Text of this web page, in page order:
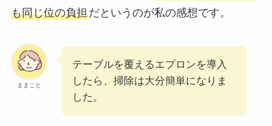
も同じ位の負担だというのが私の感想です。
ままこと
テーブルを覆えるエプロンを導入
したら、掃除は大分簡単になりま
した。